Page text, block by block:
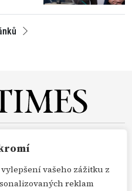
vašeho zážitku z
reklam